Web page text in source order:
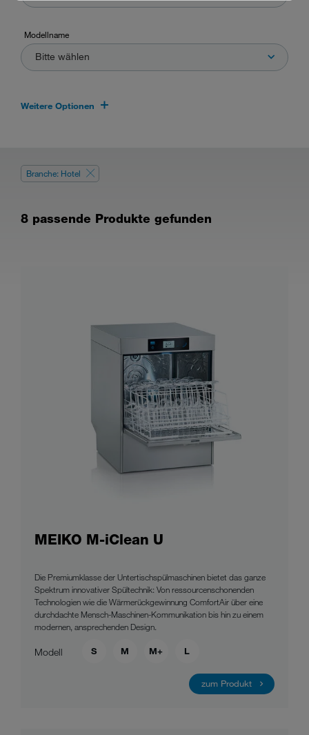
Modellname
Bitte wählen
Weitere Optionen
Branche: Hotel
8 passende Produkte gefunden
MEIKO M-iClean U
Die Premiumklasse der Untertischspülmaschinen bietet das ganze
Spektrum innovativer Spültechnik: Von ressourcenschonenden
Technologien wie die Wärmerückgewinnung ComfortAir über eine
durchdachte Mensch-Maschinen-Kommunikation bis hin zu einem
modernen, ansprechenden Design.
Modell S M M+ L
zum Produkt